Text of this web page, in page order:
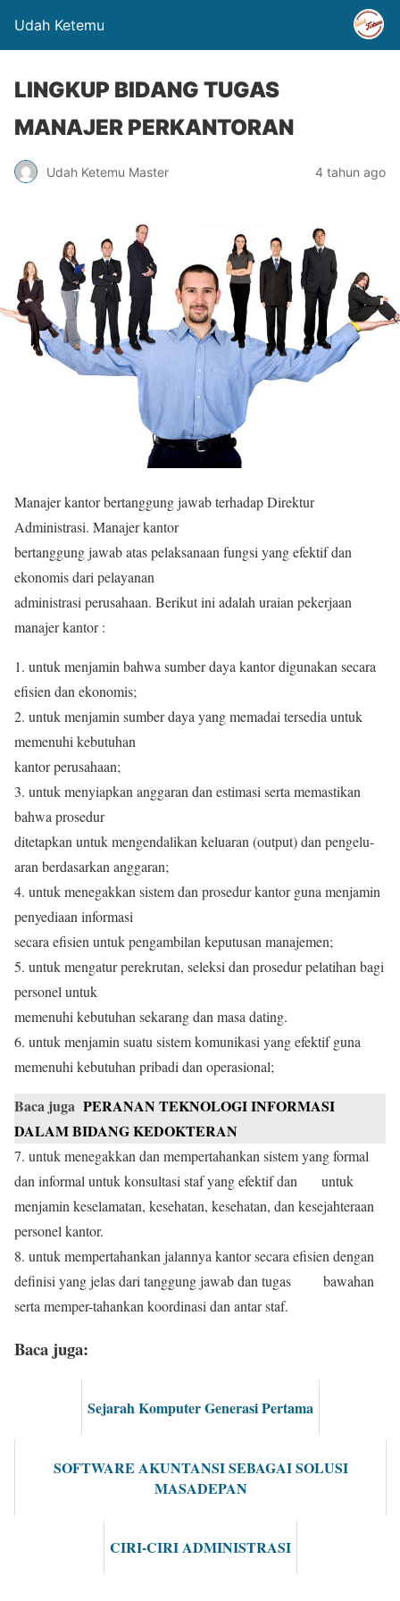
Udah Ketemu
LINGKUP BIDANG TUGAS
MANAJER PERKANTORAN
Udah Ketemu Master 4 tahun ago
Manajer kantor bertanggung jawab terhadap Direktur
Administrasi. Manajer kantor
bertanggung jawab atas pelaksanaan fungsi yang efektif dan
ekonomis dari pelayanan
administrasi perusahaan. Berikut ini adalah uraian pekerjaan
manajer kantor :
1. untuk menjamin bahwa sumber daya kantor digunakan secara
efisien dan ekonomis;
2. untuk menjamin sumber daya yang memadai tersedia untuk
memenuhi kebutuhan
kantor perusahaan;
3. untuk menyiapkan anggaran dan estimasi serta memastikan
bahwa prosedur
ditetapkan untuk mengendalikan keluaran (output) dan pengelu-
aran berdasarkan anggaran;
4. untuk menegakkan sistem dan prosedur kantor guna menjamin
penyediaan informasi
secara efisien untuk pengambilan keputusan manajemen;
5. untuk mengatur perekrutan, seleksi dan prosedur pelatihan bagi
personel untuk
memenuhi kebutuhan sekarang dan masa dating.
6. untuk menjamin suatu sistem komunikasi yang efektif guna
memenuhi kebutuhan pribadi dan operasional;
Baca juga PERANAN TEKNOLOGI INFORMASI
DALAM BIDANG KEDOKTERAN
7. untuk menegakkan dan mempertahankan sistem yang formal
dan informal untuk konsultasi staf yang efektif dan untuk
menjamin keselamatan, kesehatan, kesehatan, dan kesejahteraan
personel kantor.
8. untuk mempertahankan jalannya kantor secara efisien dengan
definisi yang jelas dari tanggung jawab dan tugas bawahan
serta memper-tahankan koordinasi dan antar staf.
Baca juga:
Sejarah Komputer Generasi Pertama
SOFTWARE AKUNTANSI SEBAGAI SOLUSI
MASADEPAN
CIRI-CIRI ADMINISTRASI